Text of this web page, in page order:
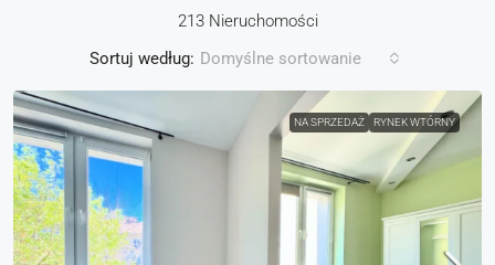
213 Nieruchomości
Sortuj według: Domyślne sortowanie
NA SPRZEDAŻ RYNEK WTÓRNY